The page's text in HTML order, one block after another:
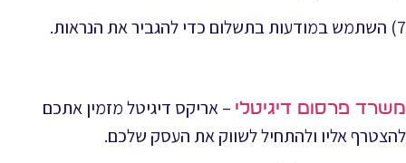
7) השתמש במודעות בתשלום כדי להגביר את הנראות.
משרד פרסום דיגיטלי – אריקס דיגיטל מזמין אתכם
להצטרף אליו ולהתחיל לשווק את העסק שלכם.